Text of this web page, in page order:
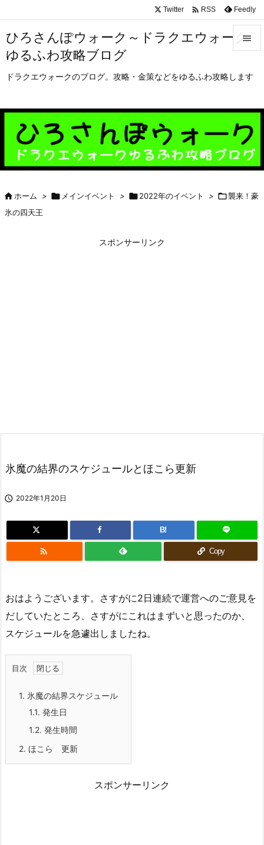
ひろさんぽウォーク～ドラクエウォーク
ゆるふわ攻略ブログ
ドラクエウォークのブログ。攻略・金策などをゆるふわ攻略します

メニュ

前へ

次へ
検索
Twitter  RSS Feedly
ホーム >  メインイベント > 2022年のイベント > 襲来！豪
氷の四天王
スポンサーリンク
氷魔の結界のスケジュールとほこら更新
 2022年1月20日
B!
 Copy
おはようございます。さすがに2日連続で運営へのご意見を
だしていたところ、さすがにこれはまずいと思ったのか、
スケジュールを急遽出しましたね。
目次
1. 氷魔の結界スケジュール
1.1. 発生日
1.2. 発生時間
2. ほこら 更新
スポンサーリンク